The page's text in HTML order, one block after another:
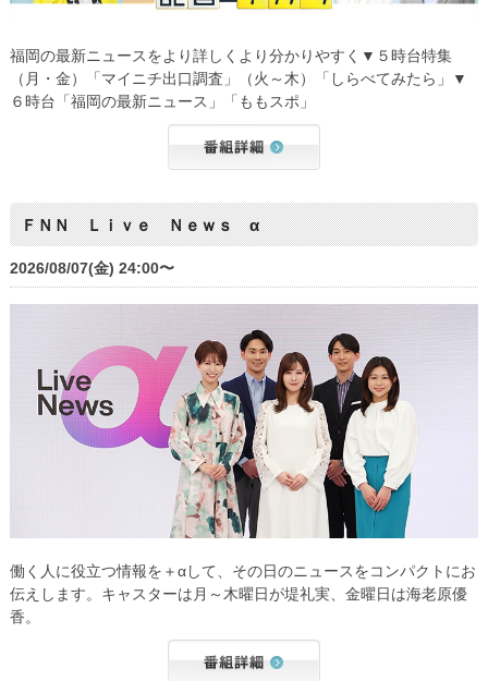
福岡の最新ニュースをより詳しくより分かりやすく▼５時台特集
（月・金）「マイニチ出口調査」（火～木）「しらべてみたら」▼
６時台「福岡の最新ニュース」「ももスポ」
ＦＮＮ Ｌｉｖｅ Ｎｅｗｓ α
2026/08/07(金) 24:00〜
働く人に役立つ情報を＋αして、その日のニュースをコンパクトにお
伝えします。キャスターは月～木曜日が堤礼実、金曜日は海老原優
香。